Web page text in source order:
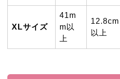
XLサイズ
41m
m以
上
12.8cm
以上